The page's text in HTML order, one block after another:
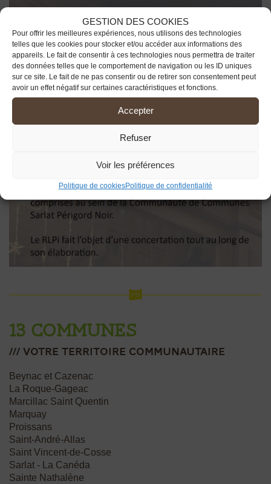
GESTION DES COOKIES
Pour offrir les meilleures expériences, nous utilisons des technologies
telles que les cookies pour stocker et/ou accéder aux informations des
appareils. Le fait de consentir à ces technologies nous permettra de traiter
des données telles que le comportement de navigation ou les ID uniques
sur ce site. Le fait de ne pas consentir ou de retirer son consentement peut
avoir un effet négatif sur certaines caractéristiques et fonctions.
Accepter
Refuser
Voir les préférences
Politique de cookiesPolitique de confidentialité
13 communes
/// votre Territoire communautaire
Beynac et Cazenac
La Roque-Gageac
Marcillac Saint Quentin
Marquay
Proissans
Saint-André-Allas
Saint Vincent-de-Cosse
Sarlat - La Canéda
Sainte Nathalène